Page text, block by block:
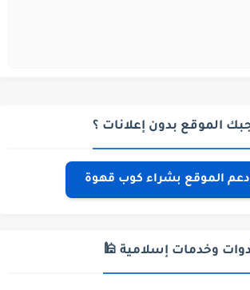
الموقع بدون إعلانات ؟
الموقع بشراء كوب قهوة
وخدمات إسلامية 🕌